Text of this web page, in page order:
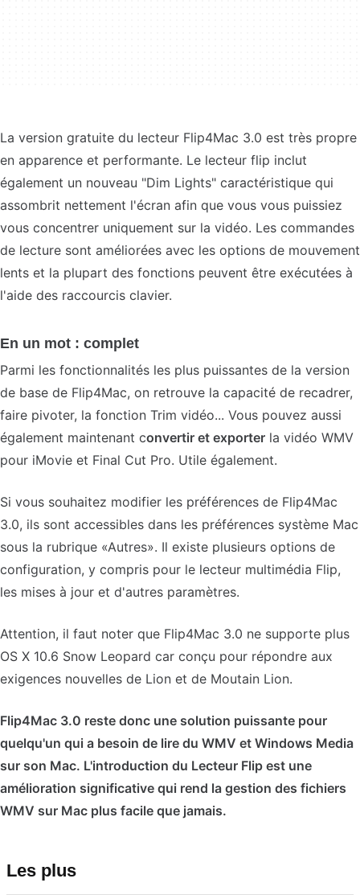
La version gratuite du lecteur Flip4Mac 3.0 est très propre
en apparence et performante. Le lecteur flip inclut
également un nouveau "Dim Lights" caractéristique qui
assombrit nettement l'écran afin que vous vous puissiez
vous concentrer uniquement sur la vidéo. Les commandes
de lecture sont améliorées avec les options de mouvement
lents et la plupart des fonctions peuvent être exécutées à
l'aide des raccourcis clavier.
En un mot : complet
Parmi les fonctionnalités les plus puissantes de la version
de base de Flip4Mac, on retrouve la capacité de recadrer,
faire pivoter, la fonction Trim vidéo... Vous pouvez aussi
également maintenant convertir et exporter la vidéo WMV
pour iMovie et Final Cut Pro. Utile également.
Si vous souhaitez modifier les préférences de Flip4Mac
3.0, ils sont accessibles dans les préférences système Mac
sous la rubrique «Autres». Il existe plusieurs options de
configuration, y compris pour le lecteur multimédia Flip,
les mises à jour et d'autres paramètres.
Attention, il faut noter que Flip4Mac 3.0 ne supporte plus
OS X 10.6 Snow Leopard car conçu pour répondre aux
exigences nouvelles de Lion et de Moutain Lion.
Flip4Mac 3.0 reste donc une solution puissante pour
quelqu'un qui a besoin de lire du WMV et Windows Media
sur son Mac. L'introduction du Lecteur Flip est une
amélioration significative qui rend la gestion des fichiers
WMV sur Mac plus facile que jamais.
Les plus